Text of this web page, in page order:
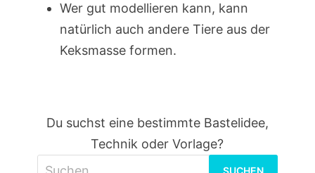
Wer gut modellieren kann, kann
natürlich auch andere Tiere aus der
Keksmasse formen.
Du suchst eine bestimmte Bastelidee,
Technik oder Vorlage?